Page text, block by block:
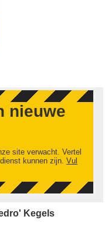
nieuwe
site verwacht. Vertel
kunnen zijn. Vul
Kegels